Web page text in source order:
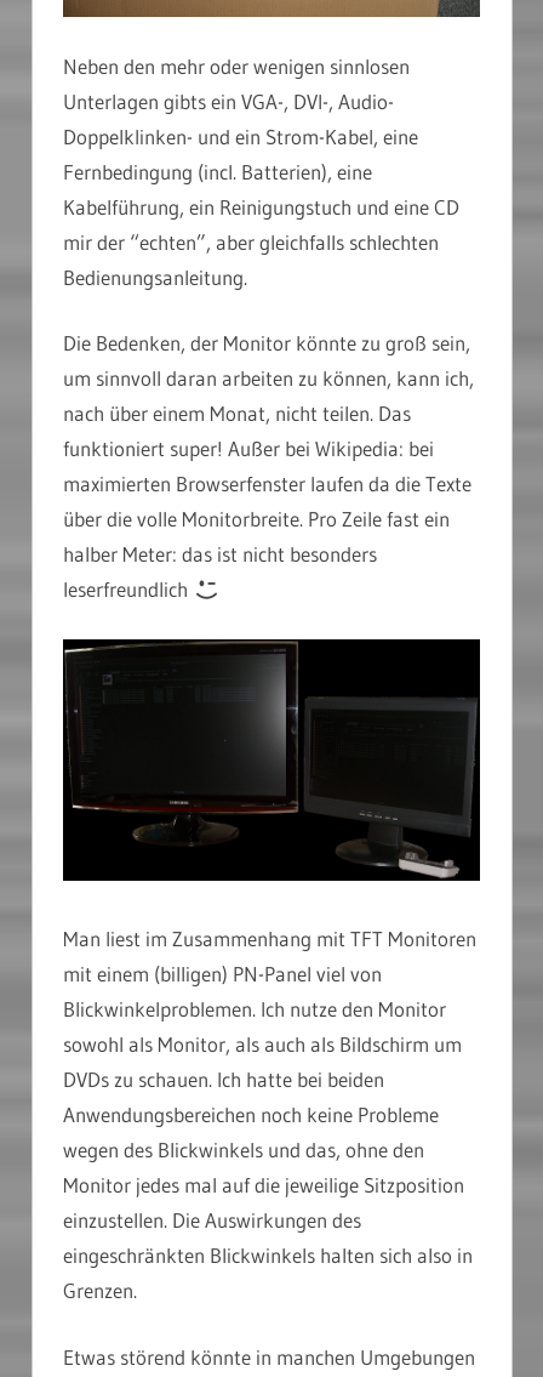
Neben den mehr oder wenigen sinnlosen
Unterlagen gibts ein VGA-, DVI-, Audio-
Doppelklinken- und ein Strom-Kabel, eine
Fernbedingung (incl. Batterien), eine
Kabelführung, ein Reinigungstuch und eine CD
mir der “echten”, aber gleichfalls schlechten
Bedienungsanleitung.
Die Bedenken, der Monitor könnte zu groß sein,
um sinnvoll daran arbeiten zu können, kann ich,
nach über einem Monat, nicht teilen. Das
funktioniert super! Außer bei Wikipedia: bei
maximierten Browserfenster laufen da die Texte
über die volle Monitorbreite. Pro Zeile fast ein
halber Meter: das ist nicht besonders
leserfreundlich
Man liest im Zusammenhang mit TFT Monitoren
mit einem (billigen) PN-Panel viel von
Blickwinkelproblemen. Ich nutze den Monitor
sowohl als Monitor, als auch als Bildschirm um
DVDs zu schauen. Ich hatte bei beiden
Anwendungsbereichen noch keine Probleme
wegen des Blickwinkels und das, ohne den
Monitor jedes mal auf die jeweilige Sitzposition
einzustellen. Die Auswirkungen des
eingeschränkten Blickwinkels halten sich also in
Grenzen.
Etwas störend könnte in manchen Umgebungen